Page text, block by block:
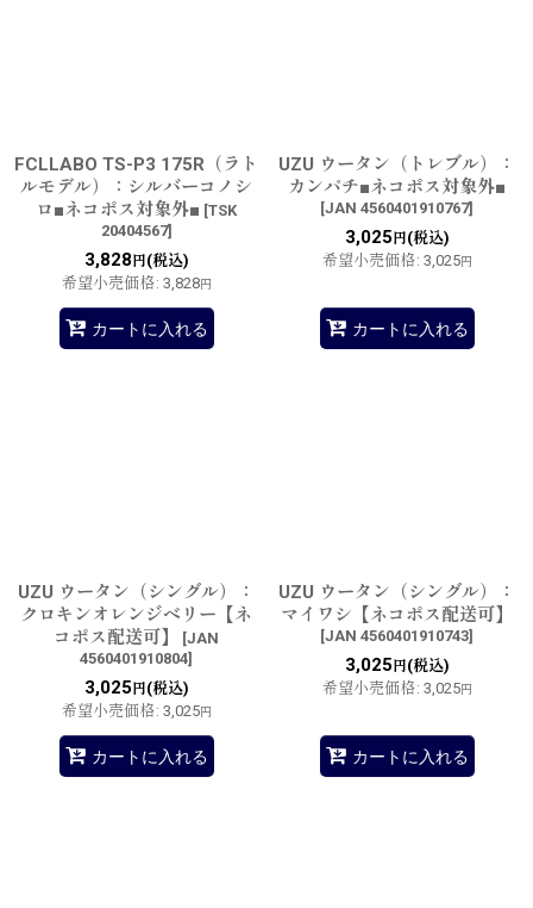
FCLLABO TS-P3 175R（ラト
ルモデル）：シルバーコノシ
ロ■ネコポス対象外■ [TSK
20404567]
3,828 円(税込)
希望小売価格: 3,828円
カートに入れる
UZU ウータン（トレブル）：
カンパチ■ネコポス対象外■
[JAN 4560401910767]
3,025 円(税込)
希望小売価格: 3,025円
カートに入れる
UZU ウータン（シングル）：
クロキンオレンジベリー【ネ
コポス配送可】
[JAN
4560401910804]
3,025 円(税込)
希望小売価格: 3,025円
カートに入れる
UZU ウータン（シングル）：
マイワシ【ネコポス配送可】
[JAN 4560401910743]
3,025 円(税込)
希望小売価格: 3,025円
カートに入れる